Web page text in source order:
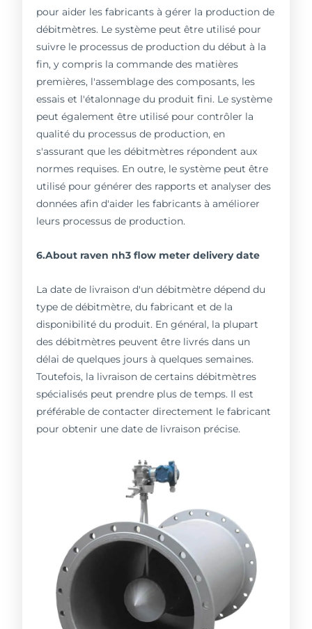
pour aider les fabricants à gérer la production de
débitmètres. Le système peut être utilisé pour
suivre le processus de production du début à la
fin, y compris la commande des matières
premières, l'assemblage des composants, les
essais et l'étalonnage du produit fini. Le système
peut également être utilisé pour contrôler la
qualité du processus de production, en
s'assurant que les débitmètres répondent aux
normes requises. En outre, le système peut être
utilisé pour générer des rapports et analyser des
données afin d'aider les fabricants à améliorer
leurs processus de production.
6.About raven nh3 flow meter delivery date
La date de livraison d'un débitmètre dépend du
type de débitmètre, du fabricant et de la
disponibilité du produit. En général, la plupart
des débitmètres peuvent être livrés dans un
délai de quelques jours à quelques semaines.
Toutefois, la livraison de certains débitmètres
spécialisés peut prendre plus de temps. Il est
préférable de contacter directement le fabricant
pour obtenir une date de livraison précise.